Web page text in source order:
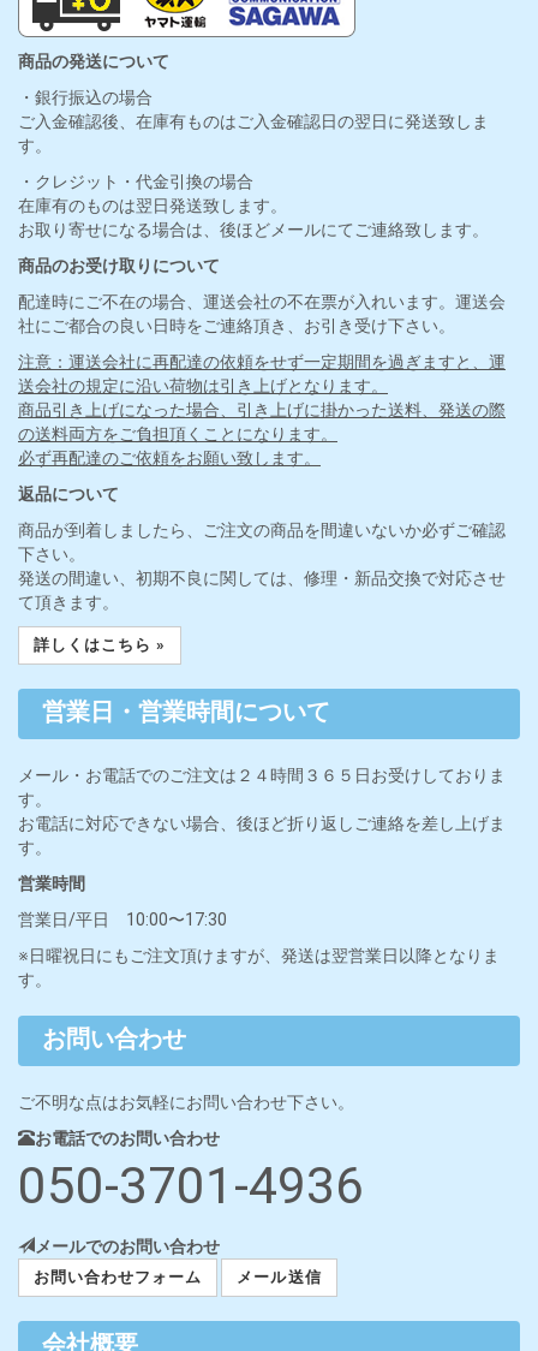
商品の発送について
・銀行振込の場合
ご入金確認後、在庫有ものはご入金確認日の翌日に発送致しま
す。
・クレジット・代金引換の場合
在庫有のものは翌日発送致します。
お取り寄せになる場合は、後ほどメールにてご連絡致します。
商品のお受け取りについて
配達時にご不在の場合、運送会社の不在票が入れいます。運送会
社にご都合の良い日時をご連絡頂き、お引き受け下さい。
注意：運送会社に再配達の依頼をせず一定期間を過ぎますと、運
送会社の規定に沿い荷物は引き上げとなります。
商品引き上げになった場合、引き上げに掛かった送料、発送の際
の送料両方をご負担頂くことになります。
必ず再配達のご依頼をお願い致します。
返品について
商品が到着しましたら、ご注文の商品を間違いないか必ずご確認
下さい。
発送の間違い、初期不良に関しては、修理・新品交換で対応させ
て頂きます。
詳しくはこちら »
営業日・営業時間について
メール・お電話でのご注文は２４時間３６５日お受けしておりま
す。
お電話に対応できない場合、後ほど折り返しご連絡を差し上げま
す。
営業時間
営業日/平日 10:00〜17:30
※日曜祝日にもご注文頂けますが、発送は翌営業日以降となりま
す。
お問い合わせ
ご不明な点はお気軽にお問い合わせ下さい。
お電話でのお問い合わせ
050-3701-4936
メールでのお問い合わせ
お問い合わせフォーム メール送信
会社概要